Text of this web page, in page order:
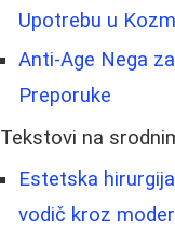
Upotrebu u
Anti-Age Nega
Preporuke
Tekstovi na
Estetska
vodič kroz